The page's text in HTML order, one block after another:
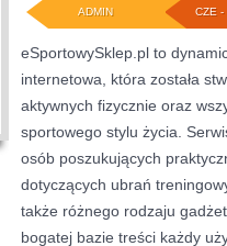
CZE -
ADMIN
eSportowySklep.pl to
internetowa, która została
aktywnych fizycznie oraz
sportowego stylu życia.
osób poszukujących
dotyczących ubrań
także różnego rodzaju
bogatej bazie treści każdy